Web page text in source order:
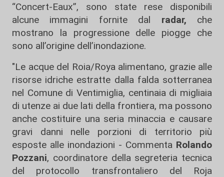
“Concert-Eaux”, sono state rese disponibili
alcune immagini fornite dal radar, che
mostrano la progressione delle piogge che
sono all’origine dell’inondazione.
"Le acque del Roia/Roya alimentano, grazie alle
risorse idriche estratte dalla falda sotterranea
nel Comune di Ventimiglia, centinaia di migliaia
di utenze ai due lati della frontiera, ma possono
anche costituire una seria minaccia e causare
gravi danni nelle porzioni di territorio più
esposte alle inondazioni - Commenta Rolando
Pozzani, coordinatore della segreteria tecnica
del protocollo transfrontaliero del Roja